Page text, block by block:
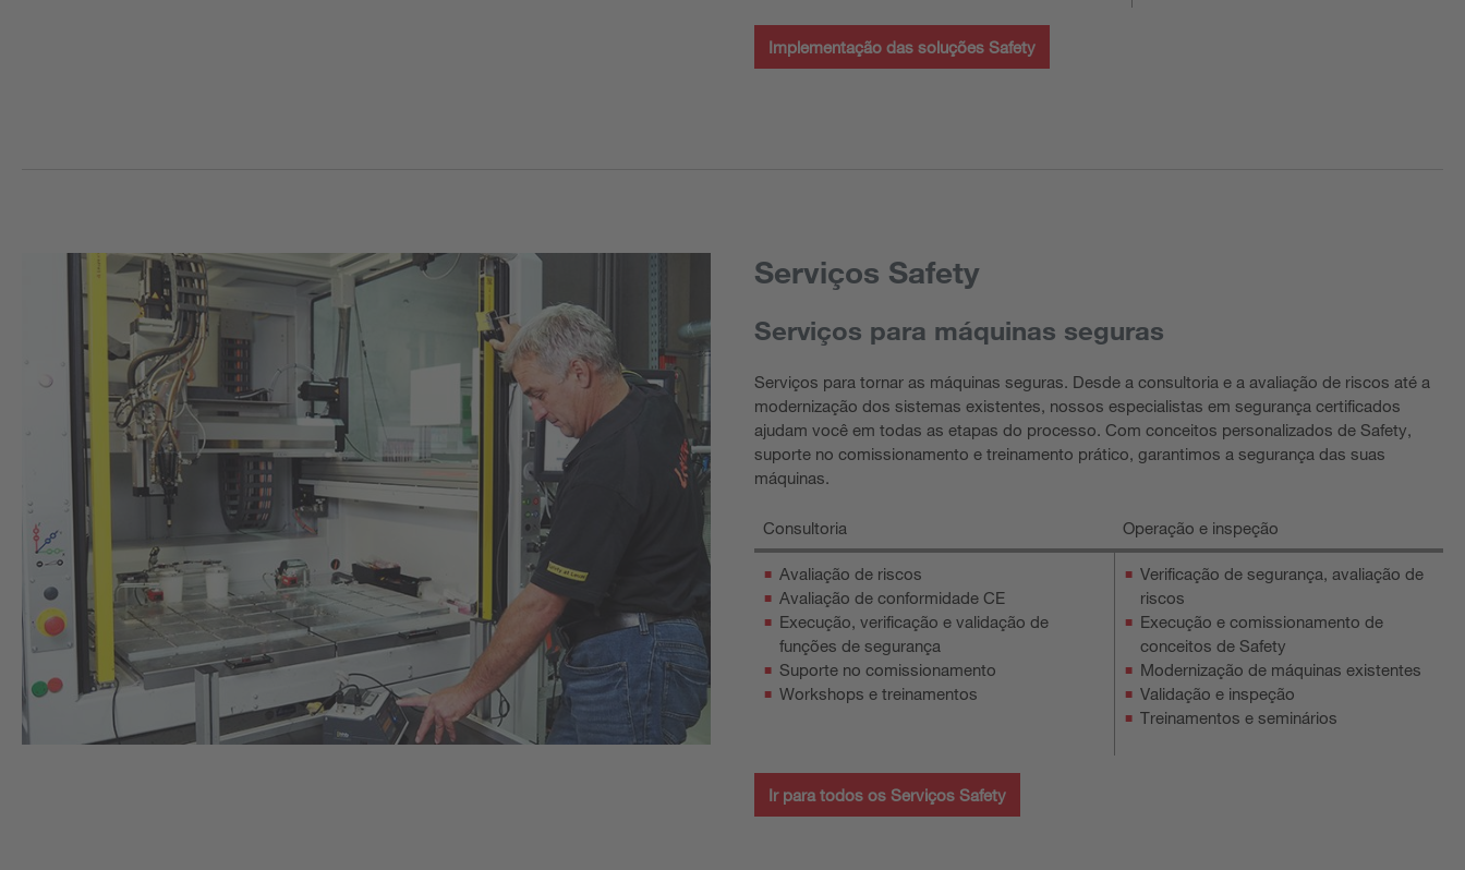
Implementação das soluções Safety
Serviços Safety
Serviços para máquinas seguras
Serviços para tornar as máquinas seguras. Desde a consultoria e a avaliação de riscos até a
modernização dos sistemas existentes, nossos especialistas em segurança certificados
ajudam você em todas as etapas do processo. Com conceitos personalizados de Safety,
suporte no comissionamento e treinamento prático, garantimos a segurança das suas
máquinas.
Consultoria Operação e inspeção
Avaliação de riscos
Avaliação de conformidade CE
Execução, verificação e validação de
funções de segurança
Suporte no comissionamento
Workshops e treinamentos
Verificação de segurança, avaliação de
riscos
Execução e comissionamento de
conceitos de Safety
Modernização de máquinas existentes
Validação e inspeção
Treinamentos e seminários
Ir para todos os Serviços Safety